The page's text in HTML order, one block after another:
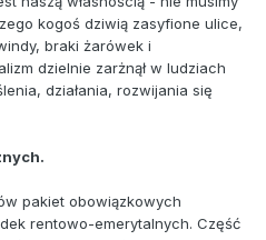
kogoś dziwią zasyfione ulice,
braki żarówek i
dzielnie zarżnął w ludziach
działania, rozwijania się
pakiet obowiązkowych
rentowo-emerytalnych. Część